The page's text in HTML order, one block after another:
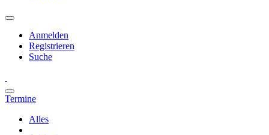
Anmelden
Registrieren
Suche
Termine
Alles